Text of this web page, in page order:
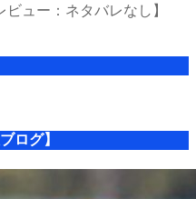
ュー：ネタバレなし】
ログ】